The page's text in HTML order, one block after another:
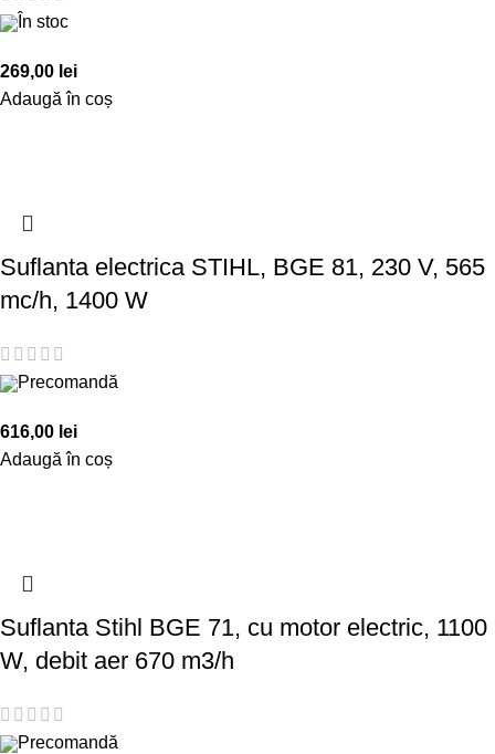
În stoc
269,00 lei
Adaugă în coș
Suflanta electrica STIHL, BGE 81, 230 V, 565
mc/h, 1400 W
Precomandă
616,00 lei
Adaugă în coș
Suflanta Stihl BGE 71, cu motor electric, 1100
W, debit aer 670 m3/h
Precomandă